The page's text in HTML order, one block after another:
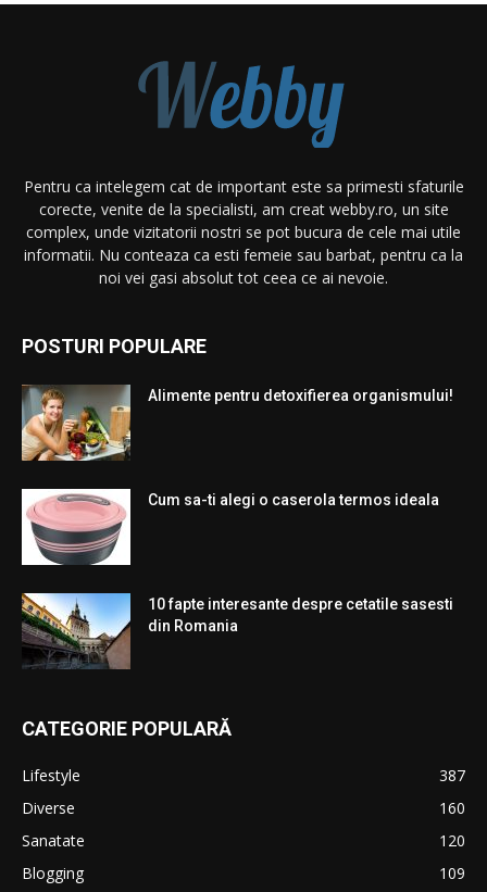
Pentru ca intelegem cat de important este sa primesti sfaturile
corecte, venite de la specialisti, am creat webby.ro, un site
complex, unde vizitatorii nostri se pot bucura de cele mai utile
informatii. Nu conteaza ca esti femeie sau barbat, pentru ca la
noi vei gasi absolut tot ceea ce ai nevoie.
POSTURI POPULARE
Alimente pentru detoxifierea organismului!
Cum sa-ti alegi o caserola termos ideala
10 fapte interesante despre cetatile sasesti
din Romania
CATEGORIE POPULARĂ
Lifestyle
387
Diverse
160
Sanatate
120
Blogging
109